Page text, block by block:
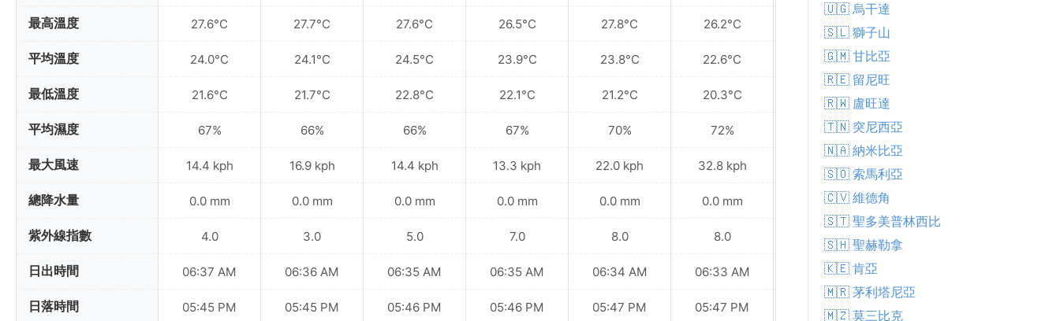
最高溫度
平均溫度
最低溫度
平均濕度
最大風速
總降水量
紫外線指數
日出時間
日落時間
27.6°C
24.0°C
21.6°C
67%
14.4 kph
0.0 mm
4.0
06:37 AM
05:45 PM
27.7°C
24.1°C
21.7°C
66%
16.9 kph
0.0 mm
3.0
06:36 AM
05:45 PM
27.6°C
24.5°C
22.8°C
66%
14.4 kph
0.0 mm
5.0
06:35 AM
05:46 PM
26.5°C
23.9°C
22.1°C
67%
13.3 kph
0.0 mm
7.0
06:35 AM
05:46 PM
27.8°C
23.8°C
21.2°C
70%
22.0 kph
0.0 mm
8.0
06:34 AM
05:47 PM
26.2°C
22.6°C
20.3°C
72%
32.8 kph
0.0 mm
8.0
06:33 AM
05:47 PM
26.6°C
22.1°C
18.9°C
75%
29.5 kph
0.0 mm
8.0
06:32 AM
05:47 PM
🇺🇬 烏干達
🇸🇱 獅子山
🇬🇲 甘比亞
🇷🇪 留尼旺
🇷🇼 盧旺達
🇹🇳 突尼西亞
🇳🇦 納米比亞
🇸🇴 索馬利亞
🇨🇻 維德角
🇸🇹 聖多美普林西比
🇸🇭 聖赫勒拿
🇰🇪 肯亞
🇲🇷 茅利塔尼亞
🇲🇿 莫三比克